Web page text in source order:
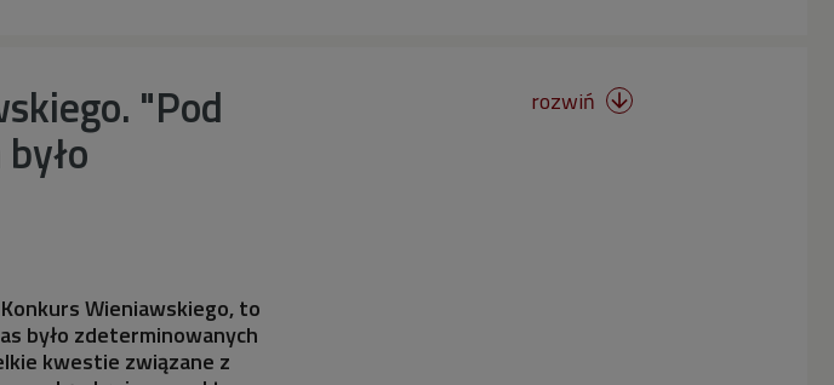
"Pod
Wieniawskiego, to
było zdeterminowanych
kwestie związane z
rozwiń 